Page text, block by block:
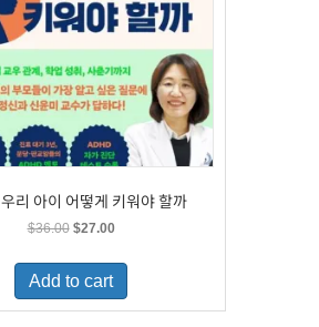
리 아이 어떻게 키워야 할까
$36.00 Original
was:
$36.00.
$27.00Current
is:
$27.00.
Add to cart